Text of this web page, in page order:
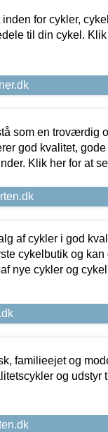
for cykler,
til din cykel.
som en troværdig
god kvalitet,
Klik her for at
af cykler i god
cykelbutik og kan
nye cykler og
familieejet og
og udstyr